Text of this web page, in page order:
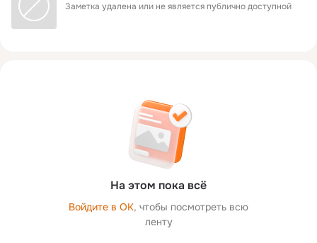
Заметка удалена или не является публично доступной
На этом пока всё
Войдите в ОК, чтобы посмотреть всю
ленту